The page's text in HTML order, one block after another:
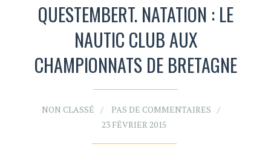
QUESTEMBERT. NATATION : LE
NAUTIC CLUB AUX
CHAMPIONNATS DE BRETAGNE
NON CLASSÉ
PAS DE COMMENTAIRES
23 FÉVRIER 2015